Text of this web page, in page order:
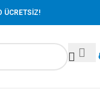
ÜCRETSİZ!